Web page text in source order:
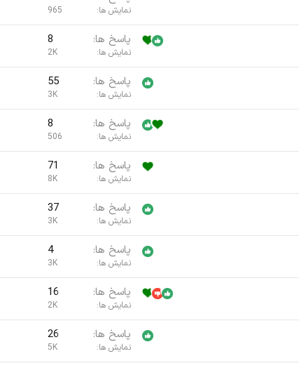
نمایش ها 965
پاسخ ها 8
نمایش ها 2K
پاسخ ها 55
نمایش ها 3K
پاسخ ها 8
نمایش ها 506
پاسخ ها 71
نمایش ها 8K
پاسخ ها 37
نمایش ها 3K
پاسخ ها 4
نمایش ها 3K
پاسخ ها 16
نمایش ها 2K
پاسخ ها 26
نمایش ها 5K